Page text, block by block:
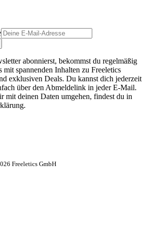
abonnierst, bekommst du regelmäßig
mit spannenden Inhalten zu Freeletics
exklusiven Deals. Du kannst dich jederzeit
über den Abmeldelink in jeder E-Mail.
mit deinen Daten umgehen, findest du in
Freeletics GmbH